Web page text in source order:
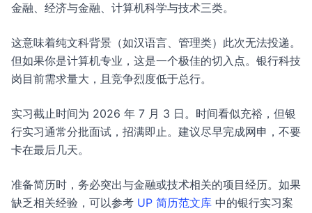
金融、经济与金融、计算机科学与技术三类。
这意味着纯文科背景（如汉语言、管理类）此次无法投递。
但如果你是计算机专业，这是一个极佳的切入点。银行科技
岗目前需求量大，且竞争烈度低于总行。
实习截止时间为 2026 年 7 月 3 日。时间看似充裕，但银
行实习通常分批面试，招满即止。建议尽早完成网申，不要
卡在最后几天。
准备简历时，务必突出与金融或技术相关的项目经历。如果
缺乏相关经验，可以参考 UP 简历范文库 中的银行实习案